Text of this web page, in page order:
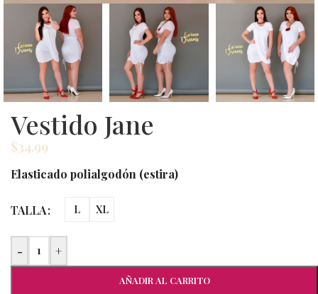
Vestido Jane
$34.99
Elasticado polialgodón (estira)
TALLA L XL
- +
AÑADIR AL CARRITO